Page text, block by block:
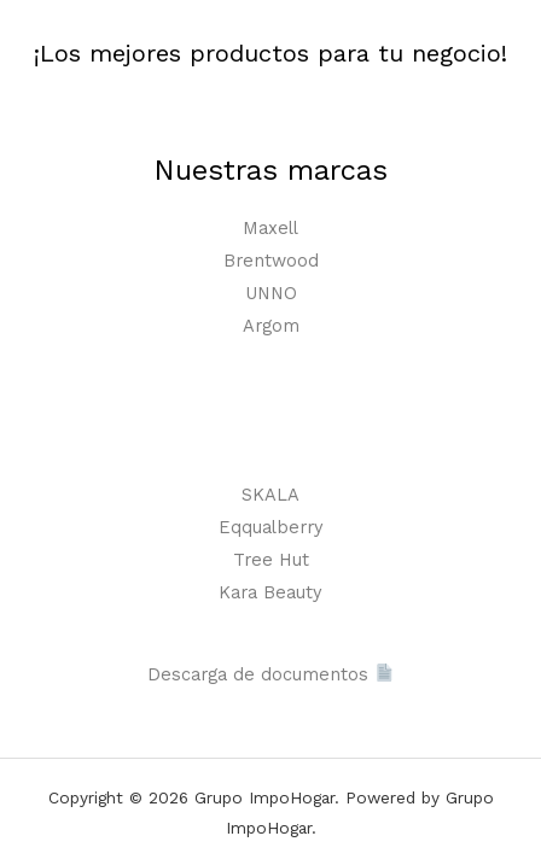
¡Los mejores productos para tu negocio!
Nuestras marcas
Maxell
Brentwood
UNNO
Argom
SKALA
Eqqualberry
Tree Hut
Kara Beauty
Descarga de documentos
Copyright © 2026 Grupo ImpoHogar. Powered by Grupo
ImpoHogar.